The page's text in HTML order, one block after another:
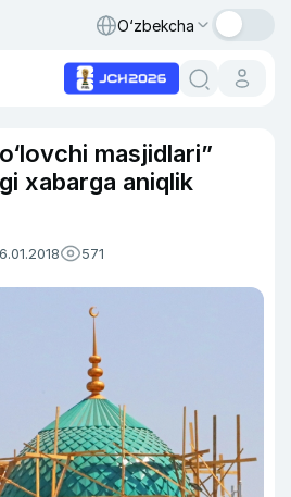
O‘zbekcha
masjidlari”
xabarga aniqlik
571